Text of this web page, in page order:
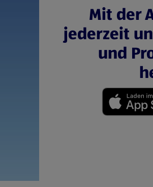
Mit der
jederzeit
und
und Datenschutzerklärungen